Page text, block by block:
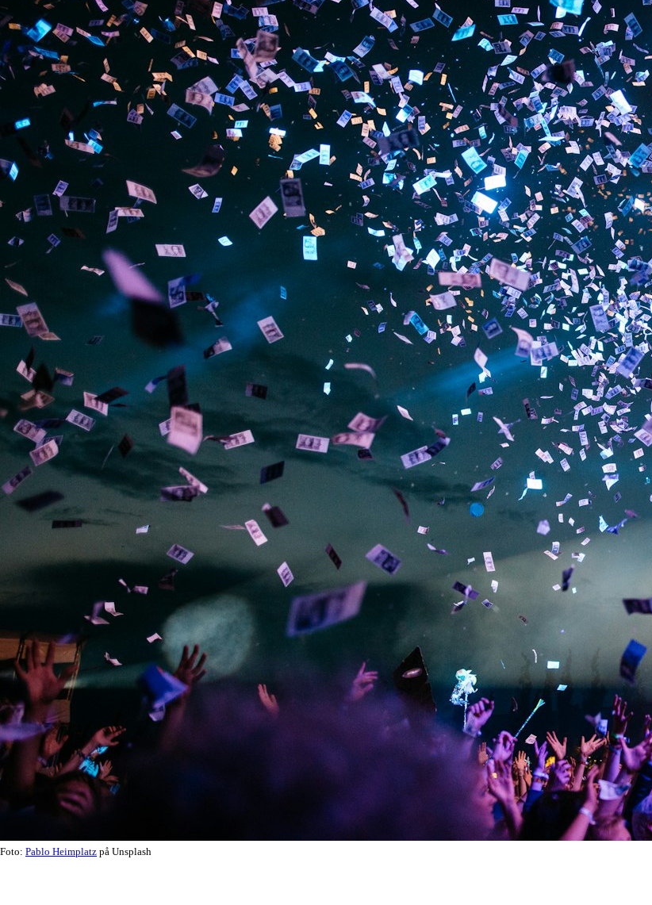
Foto: Pablo Heimplatz på Unsplash